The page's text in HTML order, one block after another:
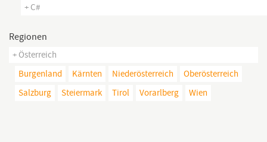
+ C#
Regionen
+ Österreich
Burgenland
Kärnten Niederösterreich
Oberösterreich
Salzburg
Steiermark Tirol Vorarlberg Wien